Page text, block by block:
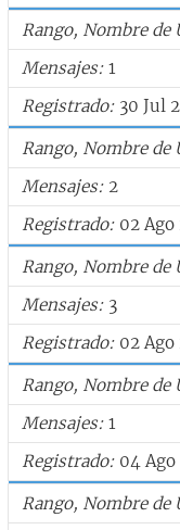
Rango, Nombre de
Mensajes 1
Registrado 30 Jul
Rango, Nombre de
Mensajes 2
Registrado 02 Ago
Rango, Nombre de
Mensajes 3
Registrado 02 Ago
Rango, Nombre de
Mensajes 1
Registrado 04
Rango, Nombre de